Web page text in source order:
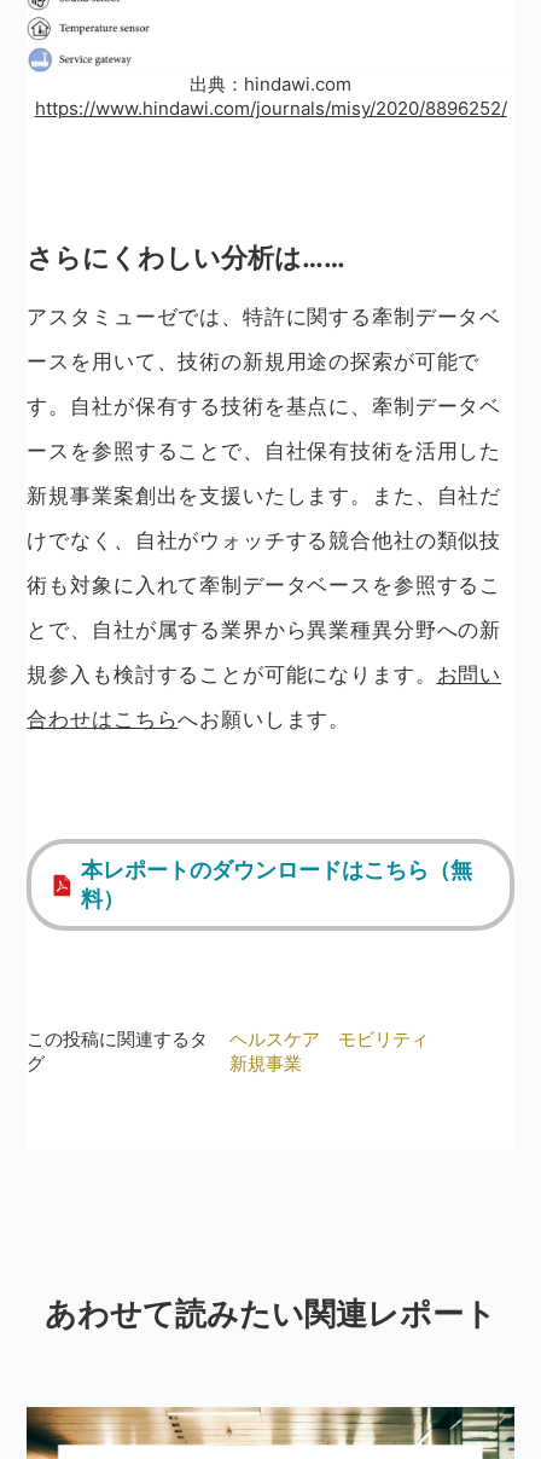
出典：hindawi.com
https://www.hindawi.com/journals/misy/2020/8896252/
さらにくわしい分析は……
アスタミューゼでは、特許に関する牽制データベ
ースを用いて、技術の新規用途の探索が可能で
す。自社が保有する技術を基点に、牽制データベ
ースを参照することで、自社保有技術を活用した
新規事業案創出を支援いたします。また、自社だ
けでなく、自社がウォッチする競合他社の類似技
術も対象に入れて牽制データベースを参照するこ
とで、自社が属する業界から異業種異分野への新
規参入も検討することが可能になります。 お問い
合わせはこちらへお願いします。
本レポートのダウンロードはこちら（無
料）
この投稿に関連するタ
グ
ヘルスケア
モビリティ
新規事業
あわせて読みたい関連レポート